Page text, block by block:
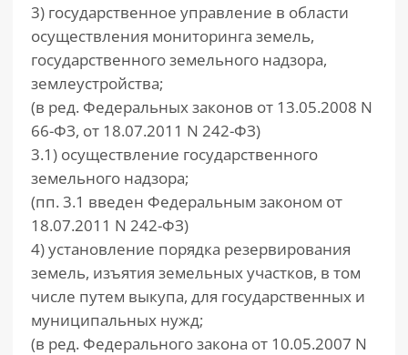
3) государственное управление в области
осуществления мониторинга земель,
государственного земельного надзора,
землеустройства;
(в ред. Федеральных законов от 13.05.2008 N
66-ФЗ, от 18.07.2011 N 242-ФЗ)
3.1) осуществление государственного
земельного надзора;
(пп. 3.1 введен Федеральным законом от
18.07.2011 N 242-ФЗ)
4) установление порядка резервирования
земель, изъятия земельных участков, в том
числе путем выкупа, для государственных и
муниципальных нужд;
(в ред. Федерального закона от 10.05.2007 N